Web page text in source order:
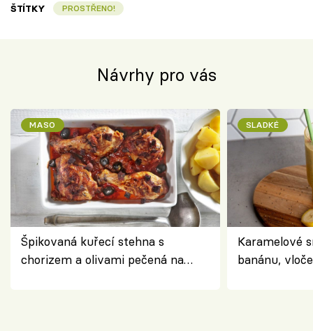
ŠTÍTKY PROSTŘENO!
Návrhy pro vás
MASO
Špikovaná kuřecí stehna s
chorizem a olivami pečená na
SLADKÉ
Karamelové
banánu,